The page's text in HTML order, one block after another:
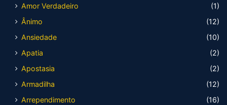
Amor Verdadeiro
(1)
Ânimo
(12)
Ansiedade
(10)
Apatia
(2)
Apostasia
(2)
Armadilha
(12)
Arrependimento
(16)